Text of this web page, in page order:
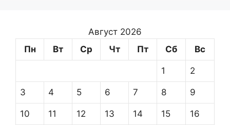
Август 2026
Пн
Вт Ср Чт Пт Сб Вс
1 2
3 4 5 6 7 8 9
10 11 12 13 14 15 16